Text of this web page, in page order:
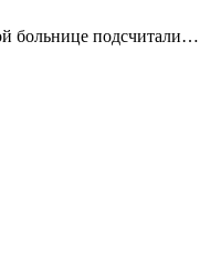
больнице подсчитали…